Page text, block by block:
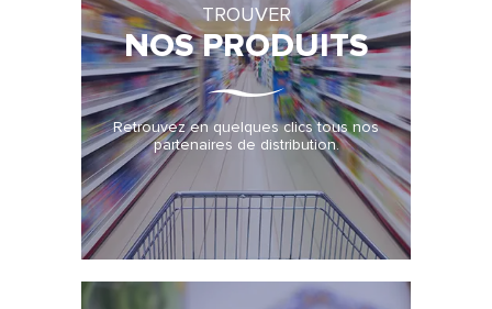
TROUVER
NOS PRODUITS
Retrouvez en quelques clics tous nos
partenaires de distribution.